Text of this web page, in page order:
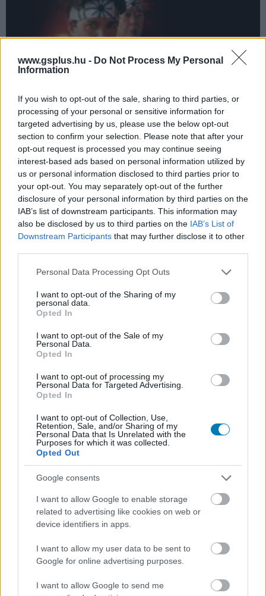
www.gsplus.hu - Do Not Process My Personal
Information
If you wish to opt-out of the sale, sharing to third parties, or
processing of your personal or sensitive information for
targeted advertising by us, please use the below opt-out
section to confirm your selection. Please note that after your
opt-out request is processed you may continue seeing
interest-based ads based on personal information utilized by
us or personal information disclosed to third parties prior to
your opt-out. You may separately opt-out of the further
disclosure of your personal information by third parties on the
IAB’s list of downstream participants. This information may
also be disclosed by us to third parties on the IAB’s List of
Downstream Participants that may further disclose it to other
Please note that this website/app uses one or more Google
not limited to your visit or usage behaviour. You may click to
grant or deny consent to Google and its third-party tags to
use your data for below specified purposes in below Google
consent section.
Personal Data Processing Opt Outs
I want to opt-out of the Sharing of my
personal data.
Opted In
I want to opt-out of the Sale of my
Personal Data.
Opted In
I want to opt-out of processing my
Personal Data for Targeted Advertising.
Opted In
I want to opt-out of Collection, Use,
Retention, Sale, and/or Sharing of my
Personal Data that Is Unrelated with the
Purposes for which it was collected.
Opted Out
Google consents
I want to allow Google to enable storage
related to advertising like cookies on web or
device identifiers in apps.
I want to allow my user data to be sent to
Google for online advertising purposes.
I want to allow Google to send me
Hivatalos: kiválasztották az új Karate kölyök
főszereplőjét
| 2024.02.13 06:33
Ralph Macchio, Hilary Swank és Jaden Smith után ő lesz a
negyedik fiatal, aki autót mosva, kerítést festve és ruhákat
teregetve tanul meg karatézni.
Az eredeti trilógia és a Cobra Kai rajongóinak is
érdemes lesz megnézniük az új Karate kölyök filmet
| 2023.11.25 17:06
franchise legismertebb karakterét alakító Ralph Macchio is
szerepelni fog a filmben.